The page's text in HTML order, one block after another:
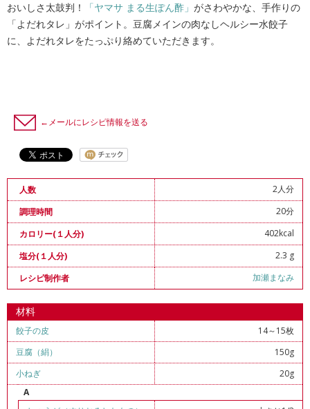
おいしさ太鼓判！ 「ヤマサ まる生ぽん酢」 がさわやかな、手作りの
「よだれタレ」がポイント。豆腐メインの肉なしヘルシー水餃子
に、よだれタレをたっぷり絡めていただきます。
←メールにレシピ情報を送る
人数
2人分
調理時間
20分
カロリー(１人分)
402kcal
塩分(１人分)
2.3 g
レシピ制作者
加瀬まなみ
材料
餃子の皮
14～15枚
豆腐（絹）
150g
小ねぎ
20g
A